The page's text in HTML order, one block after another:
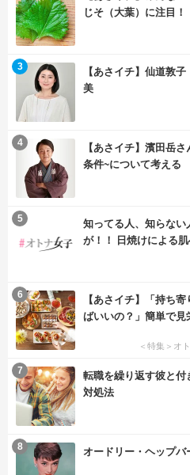
じそ（大葉）に注目！
【あさイチ】仙道敦
美
3
【あさイチ】濱田岳
条件~について考える
4
知ってる人、知らな
が！！ 日焼けによる
5
【あさイチ】「持ち
ばいいの？」簡単で見
＜特集＞オ
6
転職を繰り返す彼と
対処法
7
オードリー・ヘップバ
8